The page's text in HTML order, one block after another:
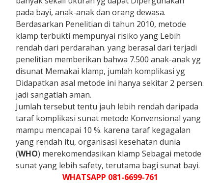
pada bayi, anak-anak dan orang dewasa.
Berdasarkan Penelitian di tahun 2010, metode
klamp terbukti mempunyai risiko yang Lebih
rendah dari perdarahan. yang berasal dari terjadi
penelitian memberikan bahwa 7.500 anak-anak yg
disunat Memakai klamp, jumlah komplikasi yg
Didapatkan asal metode ini hanya sekitar 2 persen.
jadi sangatlah aman.
Jumlah tersebut tentu jauh lebih rendah daripada
taraf komplikasi sunat metode Konvensional yang
mampu mencapai 10 %. karena taraf kegagalan
yang rendah itu, organisasi kesehatan dunia
(WHO) merekomendasikan klamp Sebagai metode
sunat yang lebih safety, terutama bagi sunat bayi.
WHATSAPP 081-6699-761